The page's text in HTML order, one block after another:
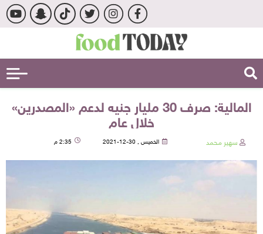
المالية: صرف 30 مليار جنيه لدعم «المصدرين»
خلال عام
سهير محمد الخميس , 30-12-2021 2:35 م